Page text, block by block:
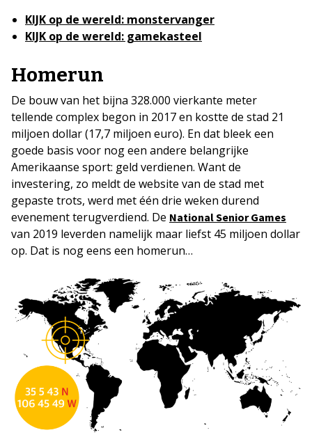
KIJK op de wereld: monstervanger
KIJK op de wereld: gamekasteel
Homerun
De bouw van het bijna 328.000 vierkante meter
tellende complex begon in 2017 en kostte de stad 21
miljoen dollar (17,7 miljoen euro). En dat bleek een
goede basis voor nog een andere belangrijke
Amerikaanse sport: geld verdienen. Want de
investering, zo meldt de website van de stad met
gepaste trots, werd met één drie weken durend
evenement terugverdiend. De National Senior Games
van 2019 leverden namelijk maar liefst 45 miljoen dollar
op. Dat is nog eens een homerun…